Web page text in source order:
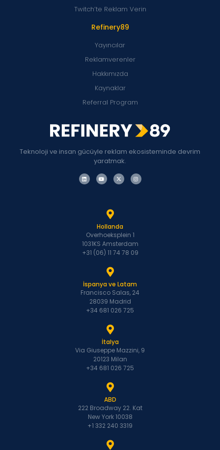
Teknoloji ve insan gücüyle reklam ekosisteminde devrim
yaratmak.
Refinery89
Yayıncılar
Reklamverenler
Hakkımızda
Kaynaklar
Referral Program
Twitch’te Reklam Verin
Hollanda
Overhoeksplein 1
1031KS Amsterdam
+31 (06) 11 74 78 09
İspanya ve Latam
Francisco Salas, 24
28039 Madrid
+34 681 026 725
İtalya
Via Giuseppe Mazzini, 9
20123 Milan
+34 681 026 725
ABD
222 Broadway 22. Kat
New York 10038
+1 332 240 3319